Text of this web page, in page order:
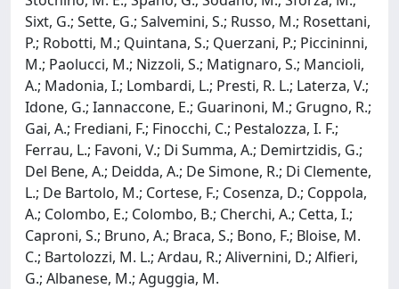
Sixt, G.; Sette, G.; Salvemini, S.; Russo, M.; Rosettani,
P.; Robotti, M.; Quintana, S.; Querzani, P.; Piccininni,
M.; Paolucci, M.; Nizzoli, S.; Matignaro, S.; Mancioli,
A.; Madonia, I.; Lombardi, L.; Presti, R. L.; Laterza, V.;
Idone, G.; Iannaccone, E.; Guarinoni, M.; Grugno, R.;
Gai, A.; Frediani, F.; Finocchi, C.; Pestalozza, I. F.;
Ferrau, L.; Favoni, V.; Di Summa, A.; Demirtzidis, G.;
Del Bene, A.; Deidda, A.; De Simone, R.; Di Clemente,
L.; De Bartolo, M.; Cortese, F.; Cosenza, D.; Coppola,
A.; Colombo, E.; Colombo, B.; Cherchi, A.; Cetta, I.;
Caproni, S.; Bruno, A.; Braca, S.; Bono, F.; Bloise, M.
C.; Bartolozzi, M. L.; Ardau, R.; Alivernini, D.; Alfieri,
G.; Albanese, M.; Aguggia, M.